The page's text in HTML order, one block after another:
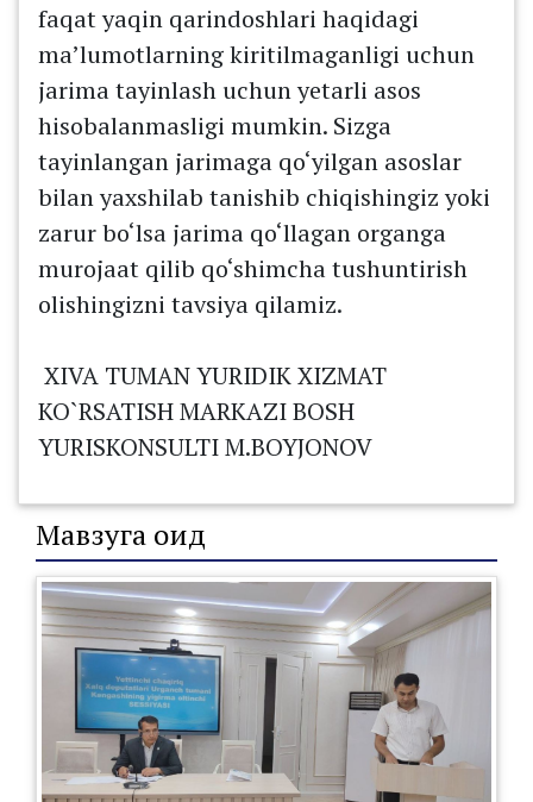
faqat yaqin qarindoshlari haqidagi
ma’lumotlarning kiritilmaganligi uchun
jarima tayinlash uchun yetarli asos
hisobalanmasligi mumkin. Sizga
tayinlangan jarimaga qo‘yilgan asoslar
bilan yaxshilab tanishib chiqishingiz yoki
zarur bo‘lsa jarima qo‘llagan organga
murojaat qilib qo‘shimcha tushuntirish
olishingizni tavsiya qilamiz.
XIVA TUMAN YURIDIK XIZMAT
KO`RSATISH MARKAZI BOSH
YURISKONSULTI M.BOYJONOV
Мавзуга оид